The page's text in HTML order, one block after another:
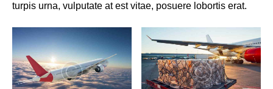
turpis urna, vulputate at est vitae, posuere lobortis erat.